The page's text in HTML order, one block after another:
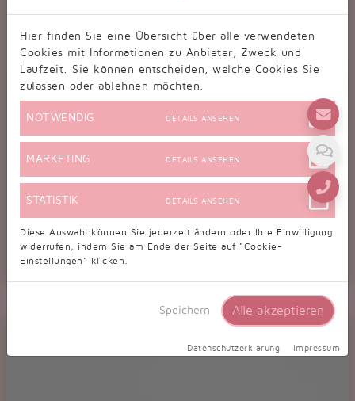
Tanzschuhe D0007LA
Damen Latein Tanzschuh Pumps Tango silber glitter Fersenriemchen
Hier finden Sie eine Übersicht über alle verwendeten
Cookies mit Informationen zu Anbieter, Zweck und
Laufzeit. Sie können entscheiden, welche Cookies Sie
zulassen oder ablehnen möchten.
NOTWENDIG DETAILS ANSEHEN
MARKETING DETAILS ANSEHEN
STATISTIK DETAILS ANSEHEN
Diese Auswahl können Sie jederzeit ändern oder Ihre Einwilligung
widerrufen, indem Sie am Ende der Seite auf "Cookie-
Einstellungen" klicken.
Speichern Alle akzeptieren
Datenschutzerklärung Impressum